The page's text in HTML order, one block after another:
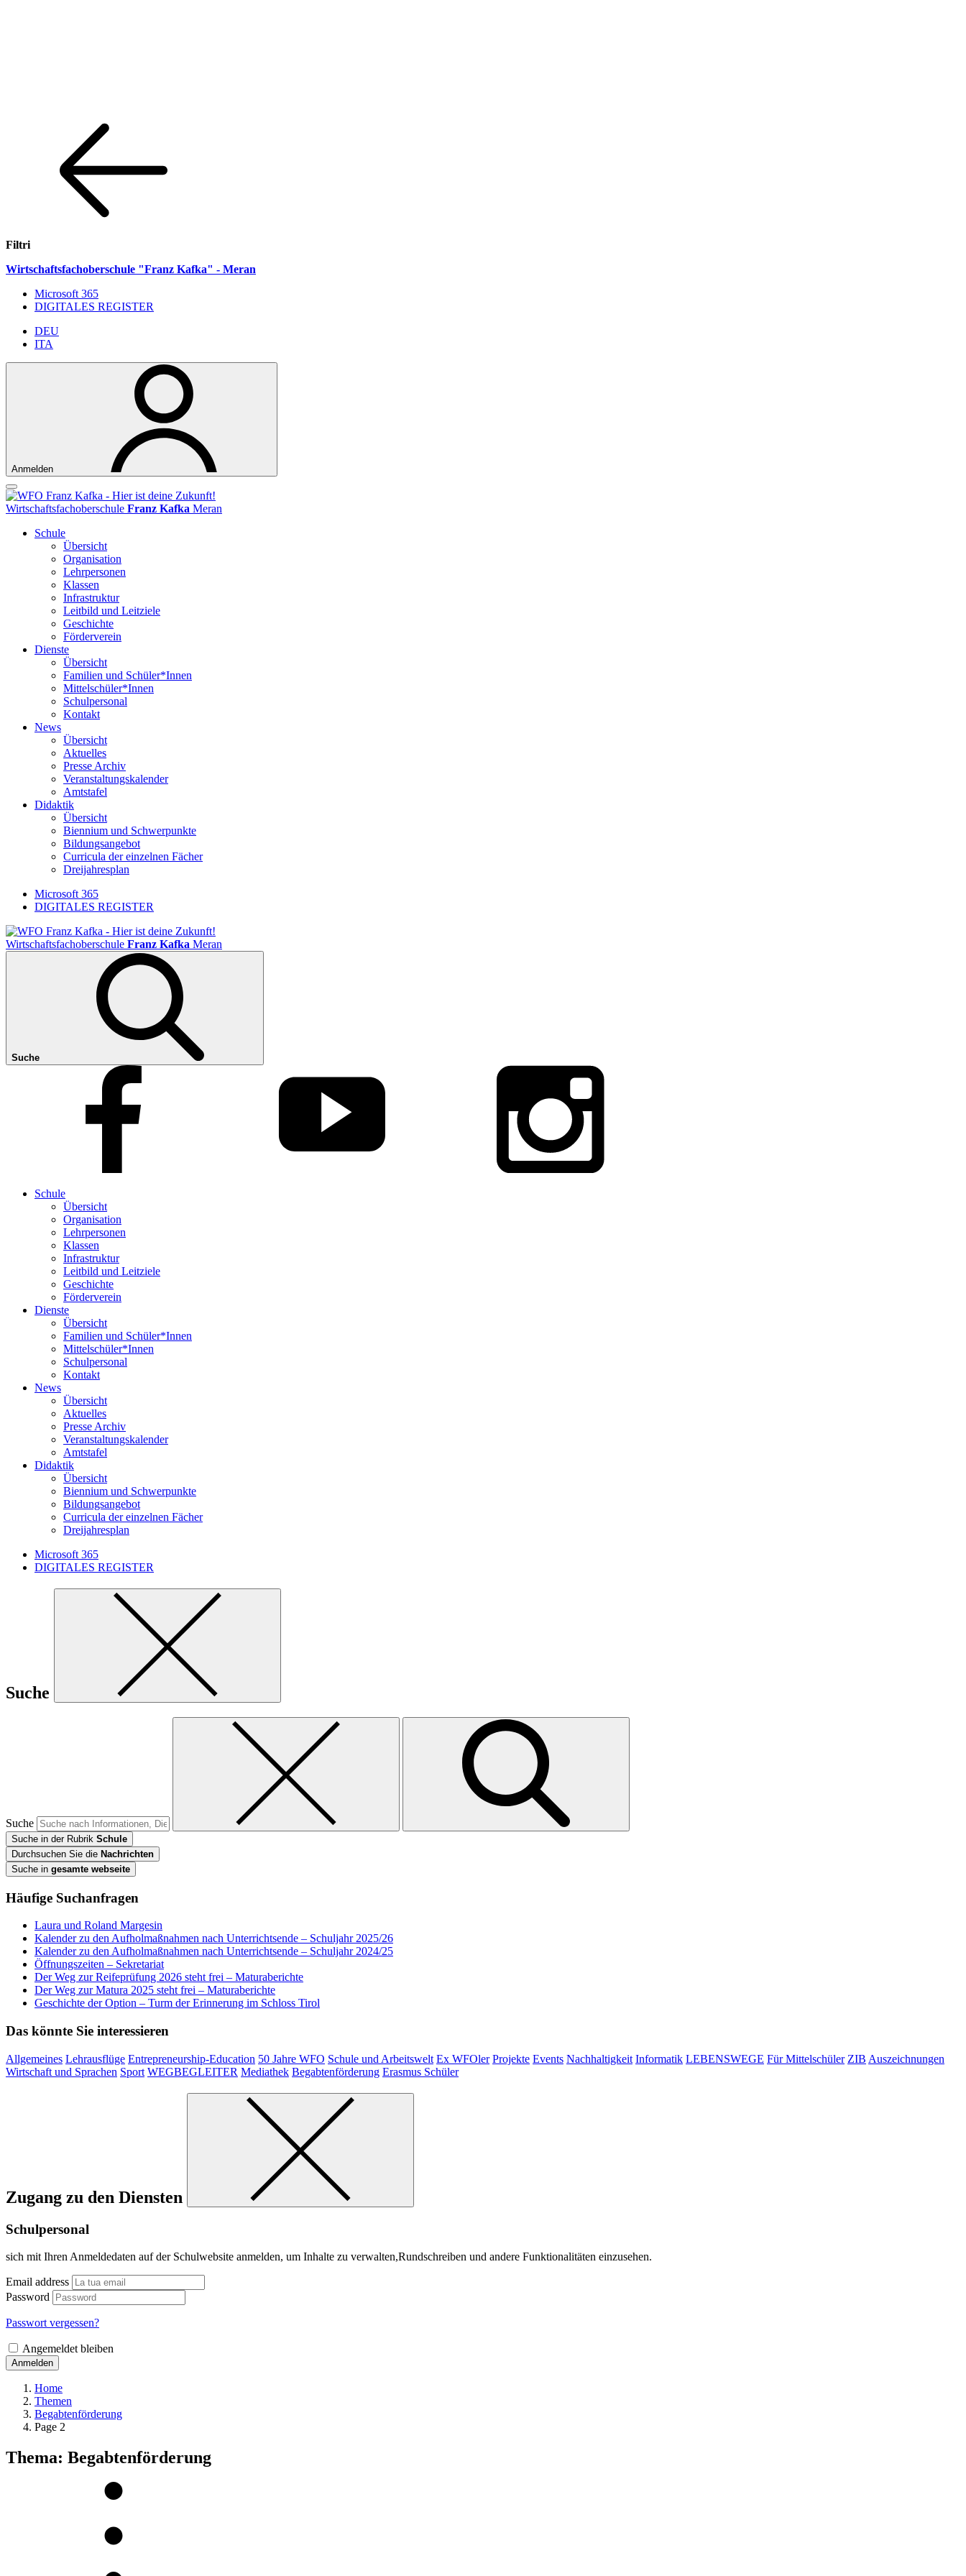
Filtri
Weiter zum Inhalt
Zum Navigationsmenü gehen
Zur Fußzeile springen
Wirtschaftsfachoberschule "Franz Kafka" - Meran
Microsoft 365
DIGITALES REGISTER
DEU
ITA
Anmelden
Wirtschaftsfachoberschule Franz Kafka Meran
Schule
Übersicht
Organisation
Lehrpersonen
Klassen
Infrastruktur
Leitbild und Leitziele
Geschichte
Förderverein
Dienste
Übersicht
Familien und Schüler*Innen
Mittelschüler*Innen
Schulpersonal
Kontakt
News
Übersicht
Aktuelles
Presse Archiv
Veranstaltungskalender
Amtstafel
Didaktik
Übersicht
Biennium und Schwerpunkte
Bildungsangebot
Curricula der einzelnen Fächer
Dreijahresplan
Microsoft 365
DIGITALES REGISTER
Wirtschaftsfachoberschule Franz Kafka Meran
Suche
Schule
Übersicht
Organisation
Lehrpersonen
Klassen
Infrastruktur
Leitbild und Leitziele
Geschichte
Förderverein
Dienste
Übersicht
Familien und Schüler*Innen
Mittelschüler*Innen
Schulpersonal
Kontakt
News
Übersicht
Aktuelles
Presse Archiv
Veranstaltungskalender
Amtstafel
Didaktik
Übersicht
Biennium und Schwerpunkte
Bildungsangebot
Curricula der einzelnen Fächer
Dreijahresplan
Microsoft 365
DIGITALES REGISTER
Suche
Suche
Suche in der Rubrik Schule
Durchsuchen Sie die Nachrichten
Suche in gesamte webseite
Häufige Suchanfragen
Laura und Roland Margesin
Kalender zu den Aufholmaßnahmen nach Unterrichtsende – Schuljahr 2025/26
Kalender zu den Aufholmaßnahmen nach Unterrichtsende – Schuljahr 2024/25
Öffnungszeiten – Sekretariat
Der Weg zur Reifeprüfung 2026 steht frei – Maturaberichte
Der Weg zur Matura 2025 steht frei – Maturaberichte
Geschichte der Option – Turm der Erinnerung im Schloss Tirol
Das könnte Sie interessieren
Allgemeines Lehrausflüge Entrepreneurship-Education 50 Jahre WFO Schule und Arbeitswelt Ex WFOler Projekte Events Nachhaltigkeit Informatik LEBENSWEGE Für Mittelschüler ZIB Auszeichnungen
Wirtschaft und Sprachen Sport WEGBEGLEITER Mediathek Begabtenförderung Erasmus Schüler
Zugang zu den Diensten
Schulpersonal
sich mit Ihren Anmeldedaten auf der Schulwebsite anmelden, um Inhalte zu verwalten,Rundschreiben und andere Funktionalitäten einzusehen.
Email address
Password
Passwort vergessen?
Angemeldet bleiben
Anmelden
Home
Themen
Begabtenförderung
Page 2
Thema: Begabtenförderung